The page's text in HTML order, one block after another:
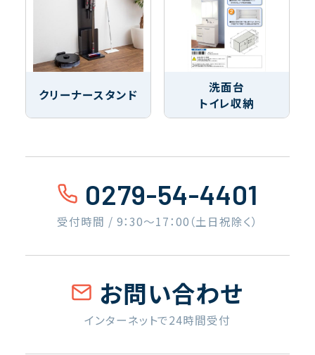
クリーナースタンド
洗面台
トイレ収納
0279-54-4401
受付時間 / 9：30〜17：00（土日祝除く）
お問い合わせ
インターネットで24時間受付